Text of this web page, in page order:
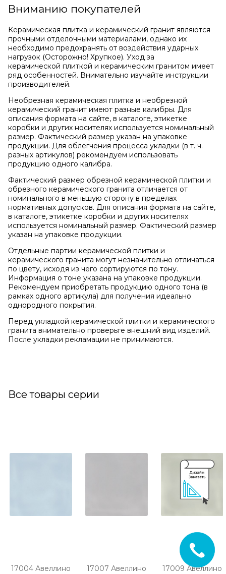
Вниманию покупателей
Керамическая плитка и керамический гранит являются
прочными отделочными материалами, однако их
необходимо предохранять от воздействия ударных
нагрузок (Осторожно! Хрупкое). Уход за
керамической плиткой и керамическим гранитом имеет
ряд особенностей. Внимательно изучайте инструкции
производителей.
Необрезная керамическая плитка и необрезной
керамический гранит имеют разные калибры. Для
описания формата на сайте, в каталоге, этикетке
коробки и других носителях используется номинальный
размер. Фактический размер указан на упаковке
продукции. Для облегчения процесса укладки (в т. ч.
разных артикулов) рекомендуем использовать
продукцию одного калибра.
Фактический размер обрезной керамической плитки и
обрезного керамического гранита отличается от
номинального в меньшую сторону в пределах
нормативных допусков. Для описания формата на сайте,
в каталоге, этикетке коробки и других носителях
используется номинальный размер. Фактический размер
указан на упаковке продукции.
Отдельные партии керамической плитки и
керамического гранита могут незначительно отличаться
по цвету, исходя из чего сортируются по тону.
Информация о тоне указана на упаковке продукции.
Рекомендуем приобретать продукцию одного тона (в
рамках одного артикула) для получения идеально
однородного покрытия.
Перед укладкой керамической плитки и керамического
гранита внимательно проверьте внешний вид изделий.
После укладки рекламации не принимаются.
Все товары серии
17004 Авеллино
17007 Авеллино
17009 Авеллино